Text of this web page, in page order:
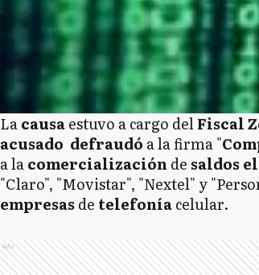
Lacausaestuvo a cargo delFiscal
acusado defraudó a la firma "
a lacomercialización de saldos
"Claro", "Movistar", "Nextel" y
empresas de telefoníacelular.
Ads